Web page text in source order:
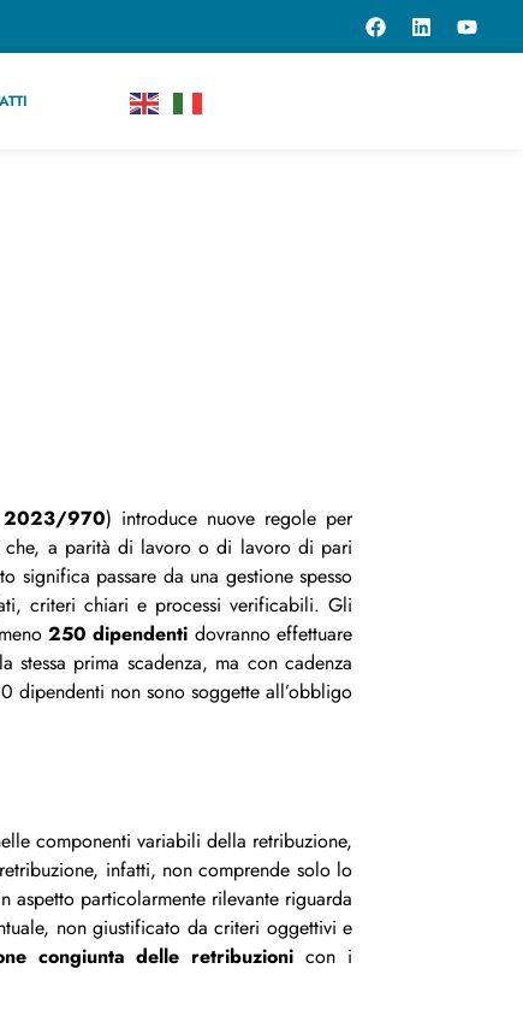
2023/970) introduce nuove regole per
che, a parità di lavoro o di lavoro di pari
significa passare da una gestione spesso
criteri chiari e processi verificabili. Gli
250 dipendenti dovranno effettuare
stessa prima scadenza, ma con cadenza
dipendenti non sono soggette all’obbligo
componenti variabili della retribuzione,
infatti, non comprende solo lo
aspetto particolarmente rilevante riguarda
non giustificato da criteri oggettivi e